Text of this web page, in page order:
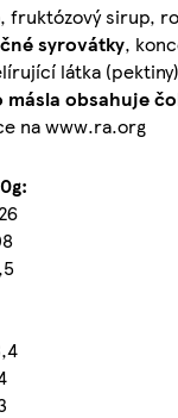
fruktózový sirup,
syrovátky,
látka
másla obsahuje
na www.ra.org